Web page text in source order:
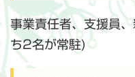
事業責任者、支援員
ち2名が常駐)